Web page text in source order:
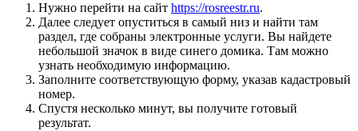
Нужно перейти на сайт https://rosreestr.ru.
Далее следует опуститься в самый низ и найти там
раздел, где собраны электронные услуги. Вы найдете
небольшой значок в виде синего домика. Там можно
узнать необходимую информацию.
Заполните соответствующую форму, указав кадастровый
номер.
Спустя несколько минут, вы получите готовый
результат.